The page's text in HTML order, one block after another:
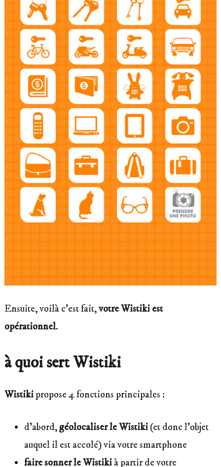
Ensuite, voilà c’est fait,votre Wistiki est
opérationnel.
à quoi sert Wistiki
Wistikipropose 4 fonctions principales :
d’abord,géolocaliser le Wistiki(et donc l’objet
auquel il est accolé) via votre smartphone
faire sonner le Wistikià partir de votre